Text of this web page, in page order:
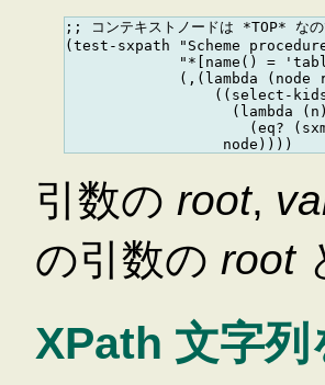
;; コンテキストノードは *TOP*
(test-sxpath "Scheme
"*[name() =
(,(lambda (node
((select-
                   (lambda (n)
(eq?
引数の root,
の引数の root
XPath 文字